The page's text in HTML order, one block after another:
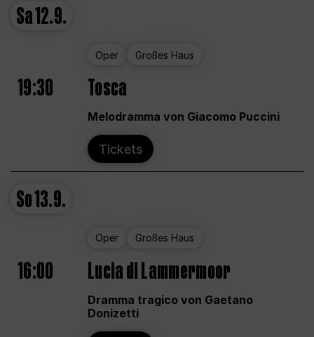
Sa12.9.
Oper Großes Haus
19:30 Tosca
Melodramma von Giacomo Puccini
Tickets
So13.9.
Oper Großes Haus
16:00 Lucia di Lammermoor
Dramma tragico von Gaetano
Donizetti